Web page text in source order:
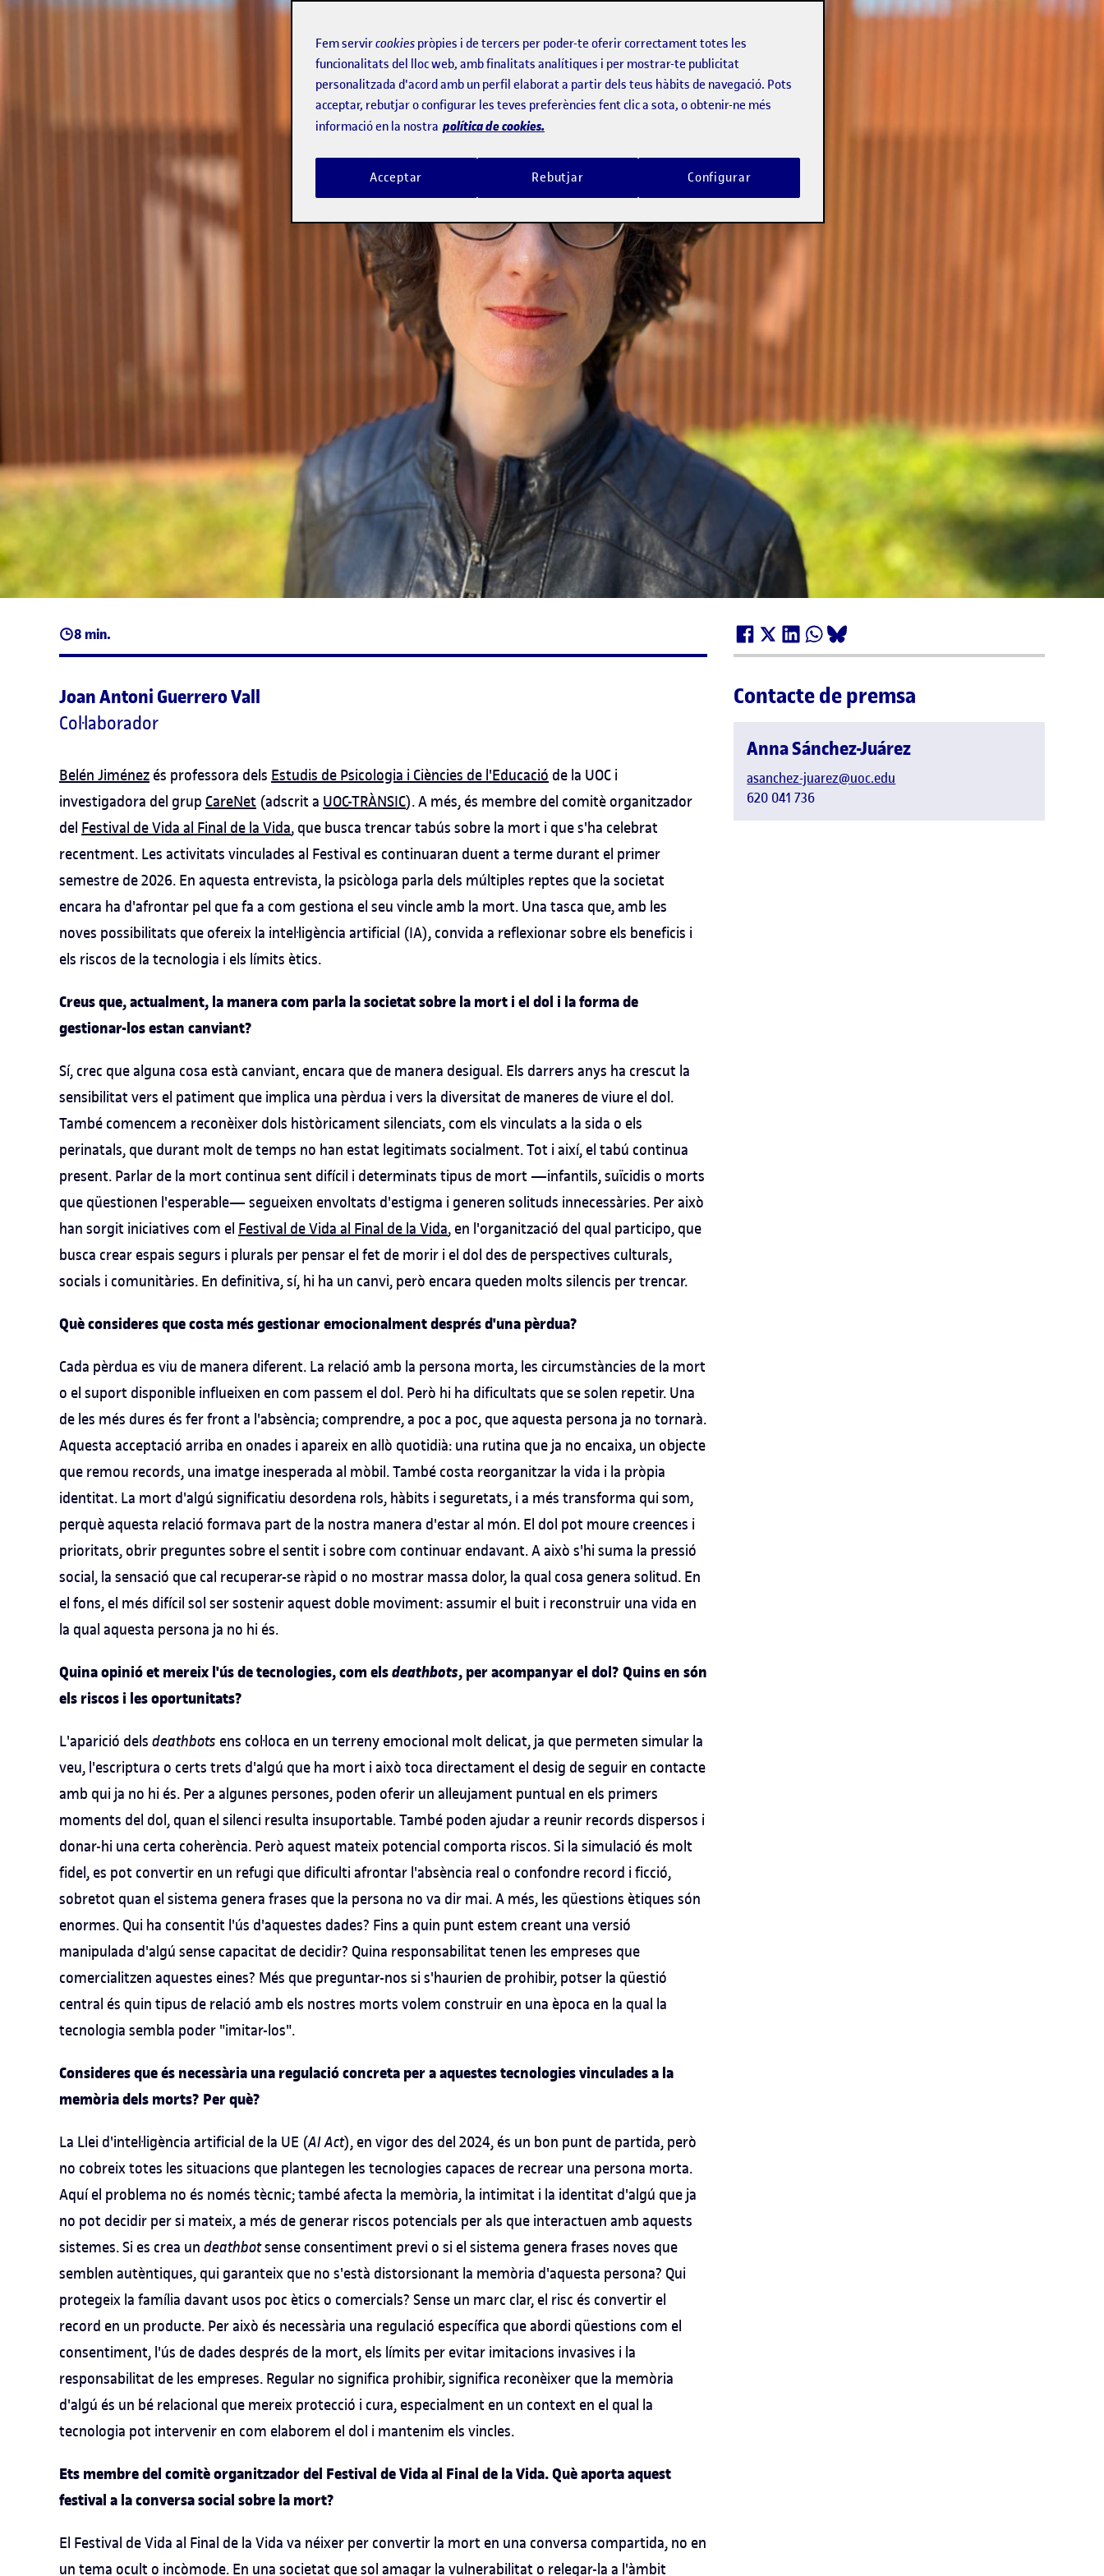
8 min.
Joan Antoni Guerrero Vall
Col·laborador
Belén Jiménez és professora dels Estudis de Psicologia i Ciències de l'Educació de la UOC i
investigadora del grup CareNet (adscrit a UOC-TRÀNSIC). A més, és membre del comitè organitzador
del Festival de Vida al Final de la Vida, que busca trencar tabús sobre la mort i que s'ha celebrat
recentment. Les activitats vinculades al Festival es continuaran duent a terme durant el primer
semestre de 2026. En aquesta entrevista, la psicòloga parla dels múltiples reptes que la societat
encara ha d'afrontar pel que fa a com gestiona el seu vincle amb la mort. Una tasca que, amb les
noves possibilitats que ofereix la intel·ligència artificial (IA), convida a reflexionar sobre els beneficis i
els riscos de la tecnologia i els límits ètics.
Creus que, actualment, la manera com parla la societat sobre la mort i el dol i la forma de
gestionar-los estan canviant?
Sí, crec que alguna cosa està canviant, encara que de manera desigual. Els darrers anys ha crescut la
sensibilitat vers el patiment que implica una pèrdua i vers la diversitat de maneres de viure el dol.
També comencem a reconèixer dols històricament silenciats, com els vinculats a la sida o els
perinatals, que durant molt de temps no han estat legitimats socialment. Tot i així, el tabú continua
present. Parlar de la mort continua sent difícil i determinats tipus de mort —infantils, suïcidis o morts
que qüestionen l'esperable— segueixen envoltats d'estigma i generen solituds innecessàries. Per això
han sorgit iniciatives com el Festival de Vida al Final de la Vida, en l'organització del qual participo, que
busca crear espais segurs i plurals per pensar el fet de morir i el dol des de perspectives culturals,
socials i comunitàries. En definitiva, sí, hi ha un canvi, però encara queden molts silencis per trencar.
Què consideres que costa més gestionar emocionalment després d'una pèrdua?
Cada pèrdua es viu de manera diferent. La relació amb la persona morta, les circumstàncies de la mort
o el suport disponible influeixen en com passem el dol. Però hi ha dificultats que se solen repetir. Una
de les més dures és fer front a l'absència; comprendre, a poc a poc, que aquesta persona ja no tornarà.
Aquesta acceptació arriba en onades i apareix en allò quotidià: una rutina que ja no encaixa, un objecte
que remou records, una imatge inesperada al mòbil. També costa reorganitzar la vida i la pròpia
identitat. La mort d'algú significatiu desordena rols, hàbits i seguretats, i a més transforma qui som,
perquè aquesta relació formava part de la nostra manera d'estar al món. El dol pot moure creences i
prioritats, obrir preguntes sobre el sentit i sobre com continuar endavant. A això s'hi suma la pressió
social, la sensació que cal recuperar-se ràpid o no mostrar massa dolor, la qual cosa genera solitud. En
el fons, el més difícil sol ser sostenir aquest doble moviment: assumir el buit i reconstruir una vida en
la qual aquesta persona ja no hi és.
Quina opinió et mereix l'ús de tecnologies, com elsdeathbots, per acompanyar el dol? Quins en són
els riscos i les oportunitats?
L'aparició dels deathbots ens col·loca en un terreny emocional molt delicat, ja que permeten simular la
veu, l'escriptura o certs trets d'algú que ha mort i això toca directament el desig de seguir en contacte
amb qui ja no hi és. Per a algunes persones, poden oferir un alleujament puntual en els primers
moments del dol, quan el silenci resulta insuportable. També poden ajudar a reunir records dispersos i
donar-hi una certa coherència. Però aquest mateix potencial comporta riscos. Si la simulació és molt
fidel, es pot convertir en un refugi que dificulti afrontar l'absència real o confondre record i ficció,
sobretot quan el sistema genera frases que la persona no va dir mai. A més, les qüestions ètiques són
enormes. Qui ha consentit l'ús d'aquestes dades? Fins a quin punt estem creant una versió
manipulada d'algú sense capacitat de decidir? Quina responsabilitat tenen les empreses que
comercialitzen aquestes eines? Més que preguntar-nos si s'haurien de prohibir, potser la qüestió
central és quin tipus de relació amb els nostres morts volem construir en una època en la qual la
tecnologia sembla poder "imitar-los".
Consideres que és necessària una regulació concreta per a aquestes tecnologies vinculades a la
memòria dels morts? Per què?
La Llei d'intel·ligència artificial de la UE (AI Act), en vigor des del 2024, és un bon punt de partida, però
no cobreix totes les situacions que plantegen les tecnologies capaces de recrear una persona morta.
Aquí el problema no és només tècnic; també afecta la memòria, la intimitat i la identitat d'algú que ja
no pot decidir per si mateix, a més de generar riscos potencials per als que interactuen amb aquests
sistemes. Si es crea un deathbotsense consentiment previ o si el sistema genera frases noves que
semblen autèntiques, qui garanteix que no s'està distorsionant la memòria d'aquesta persona? Qui
protegeix la família davant usos poc ètics o comercials? Sense un marc clar, el risc és convertir el
record en un producte. Per això és necessària una regulació específica que abordi qüestions com el
consentiment, l'ús de dades després de la mort, els límits per evitar imitacions invasives i la
responsabilitat de les empreses. Regular no significa prohibir, significa reconèixer que la memòria
d'algú és un bé relacional que mereix protecció i cura, especialment en un context en el qual la
tecnologia pot intervenir en com elaborem el dol i mantenim els vincles.
Ets membre del comitè organitzador del Festival de Vida al Final de la Vida. Què aporta aquest
festival a la conversa social sobre la mort?
El Festival de Vida al Final de la Vida va néixer per convertir la mort en una conversa compartida, no en
un tema ocult o incòmode. En una societat que sol amagar la vulnerabilitat o relegar-la a l'àmbit
Contacte de premsa
Anna Sánchez-Juárez
asanchez-juarez@uoc.edu
620 041 736
Fem servircookies pròpies i de tercers per poder-te oferir correctament totes les
funcionalitats del lloc web, amb finalitats analítiques i per mostrar-te publicitat
personalitzada d'acord amb un perfil elaborat a partir dels teus hàbits de navegació. Pots
acceptar, rebutjar o configurar les teves preferències fent clic a sota, o obtenir-ne més
informació en la nostra política de cookies.
Rebutjar
Acceptar Configurar